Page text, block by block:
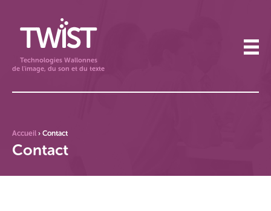
Technologies Wallonnes
de l'image, du son et du texte
Accueil › Contact
Contact